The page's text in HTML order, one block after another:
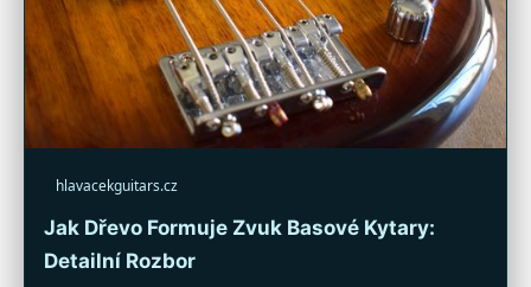
hlavacekguitars.cz
Jak Dřevo Formuje Zvuk Basové Kytary:
Detailní Rozbor